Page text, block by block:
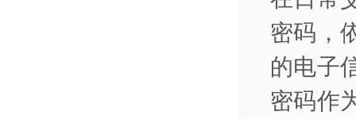
密码，
的电子
密码作